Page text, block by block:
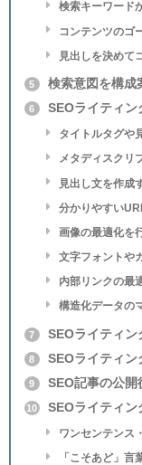
検索キーワード
コンテンツのゴ
見出しを決めて
5 検索意図を構成
6 SEOライティン
タイトルタグや
メタディスクリ
見出し文を作成
分かりやすい
画像の最適化を
文字フォントや
内部リンクの最
構造化データの
7 SEOライティン
8 SEOライティン
9 SEO記事の公開
10 SEOライティン
ワンセンテンス
「こそあど」言